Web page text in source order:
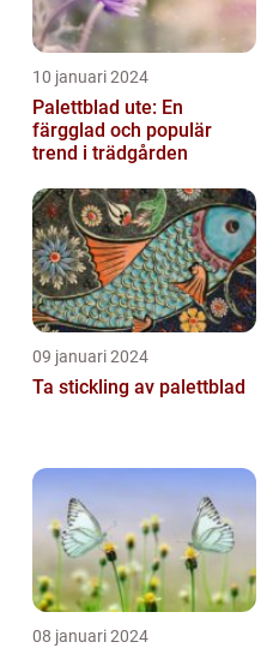
10 januari 2024
Palettblad ute: En
färgglad och populär
trend i trädgården
09 januari 2024
Ta stickling av palettblad
08 januari 2024